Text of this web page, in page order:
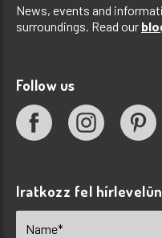
News, events and
surroundings. Read our
Follow us
Iratkozz fel